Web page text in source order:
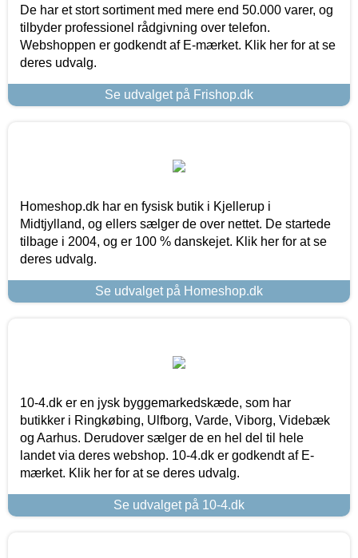
De har et stort sortiment med mere end 50.000 varer, og
tilbyder professionel rådgivning over telefon.
Webshoppen er godkendt af E-mærket. Klik her for at se
deres udvalg.
Se udvalget på Frishop.dk
Homeshop.dk har en fysisk butik i Kjellerup i
Midtjylland, og ellers sælger de over nettet. De startede
tilbage i 2004, og er 100 % danskejet. Klik her for at se
deres udvalg.
Se udvalget på Homeshop.dk
10-4.dk er en jysk byggemarkedskæde, som har
butikker i Ringkøbing, Ulfborg, Varde, Viborg, Videbæk
og Aarhus. Derudover sælger de en hel del til hele
landet via deres webshop. 10-4.dk er godkendt af E-
mærket. Klik her for at se deres udvalg.
Se udvalget på 10-4.dk